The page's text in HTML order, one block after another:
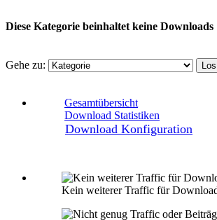
Diese Kategorie beinhaltet keine Downloads
Gehe zu:
Gesamtübersicht
Download Statistiken
Download Konfiguration
Kein weiterer Traffic für